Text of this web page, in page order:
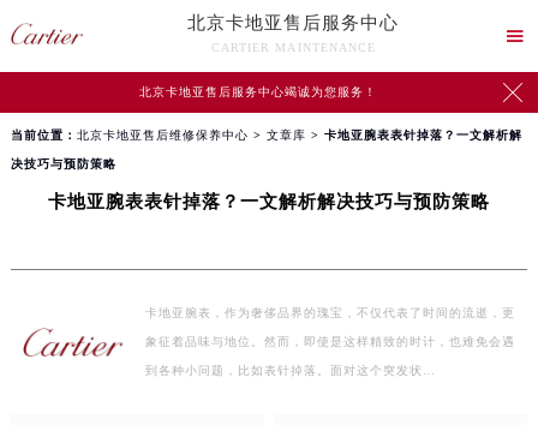
北京卡地亚售后服务中心
CARTIER MAINTENANCE

北京卡地亚售后服务中心竭诚为您服务！ 
当前位置： 北京卡地亚售后维修保养中心 > 文章库 > 卡地亚腕表表针掉落？一文解析解
决技巧与预防策略
卡地亚腕表表针掉落？一文解析解决技巧与预防策略
卡地亚腕表，作为奢侈品界的瑰宝，不仅代表了时间的流逝，更
象征着品味与地位。然而，即使是这样精致的时计，也难免会遇
到各种小问题，比如表针掉落。面对这个突发状…